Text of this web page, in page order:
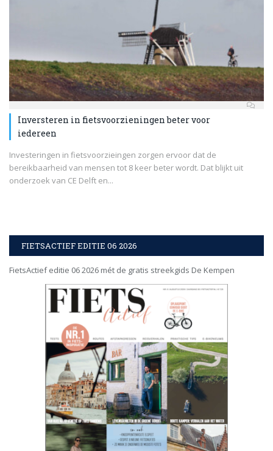
Inversteren in fietsvoorzieningen beter voor
iedereen
Investeringen in fietsvoorzieingen zorgen ervoor dat de
bereikbaarheid van mensen tot 8 keer beter wordt. Dat blijkt uit
onderzoek van CE Delft en...
FIETSACTIEF EDITIE 06 2026
FietsActief editie 06 2026 mét de gratis streekgids De Kempen